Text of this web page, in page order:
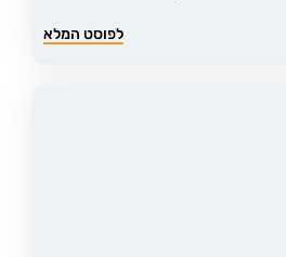
לפוסט המלא